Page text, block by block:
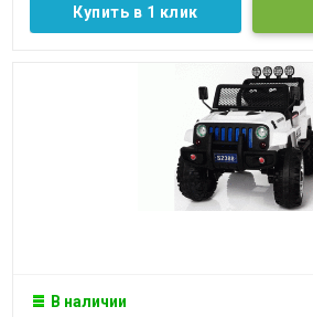
Купить в 1 клик
В наличии